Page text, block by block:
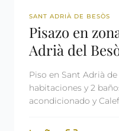
REF: 3031
SANT ADRIÀ DE BESÒS
Pisazo en
Adrià del
Piso en Sant Adrià
habitaciones y 2
acondicionado y